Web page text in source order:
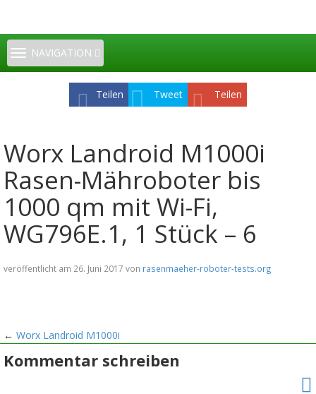
TOGGLE
NAVIGATION
NAVIGATION
Teilen Tweet Teilen
Worx Landroid M1000i
Rasen-Mähroboter bis
1000 qm mit Wi-Fi,
WG796E.1, 1 Stück – 6
veröffentlicht am 26. Juni 2017 von rasenmaeher-roboter-tests.org
← Worx Landroid M1000i
Kommentar schreiben